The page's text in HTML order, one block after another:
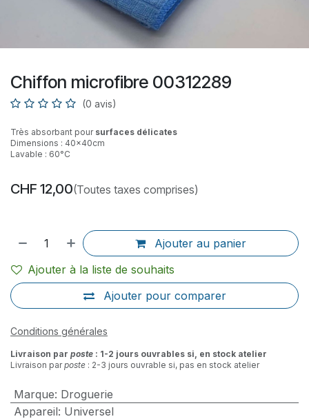
Chiffon microfibre 00312289
(0 avis)
Très absorbant poursurfaces délicates
Dimensions : 40x40cm
Lavable : 60°C
CHF 12,00(Toutes taxes comprises)
Ajouter au panier
Ajouter pour comparer
Ajouter à la liste de souhaits
Conditions générales
Livraison par poste : 1-2 jours ouvrables si, en stock atelier
Livraison parposte : 2-3 jours ouvrable si, pas en stock atelier
Marque: Droguerie
Appareil: Universel